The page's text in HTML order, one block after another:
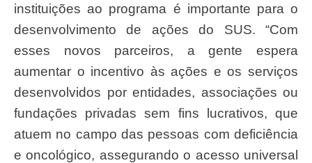
instituições ao programa é importante para o
desenvolvimento de ações do SUS. “Com
esses novos parceiros, a gente espera
aumentar o incentivo às ações e os serviços
desenvolvidos por entidades, associações ou
fundações privadas sem fins lucrativos, que
atuem no campo das pessoas com deficiência
e oncológico, assegurando o acesso universal